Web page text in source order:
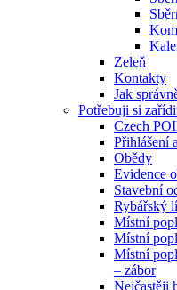
Zeleň
Kontakty
Jak
Potřebuji si
Czech
Přihlášení
Obědy
Evidence
Stavební
Rybářský
Místní
Místní
Místní
– zábor
Nejčastěji